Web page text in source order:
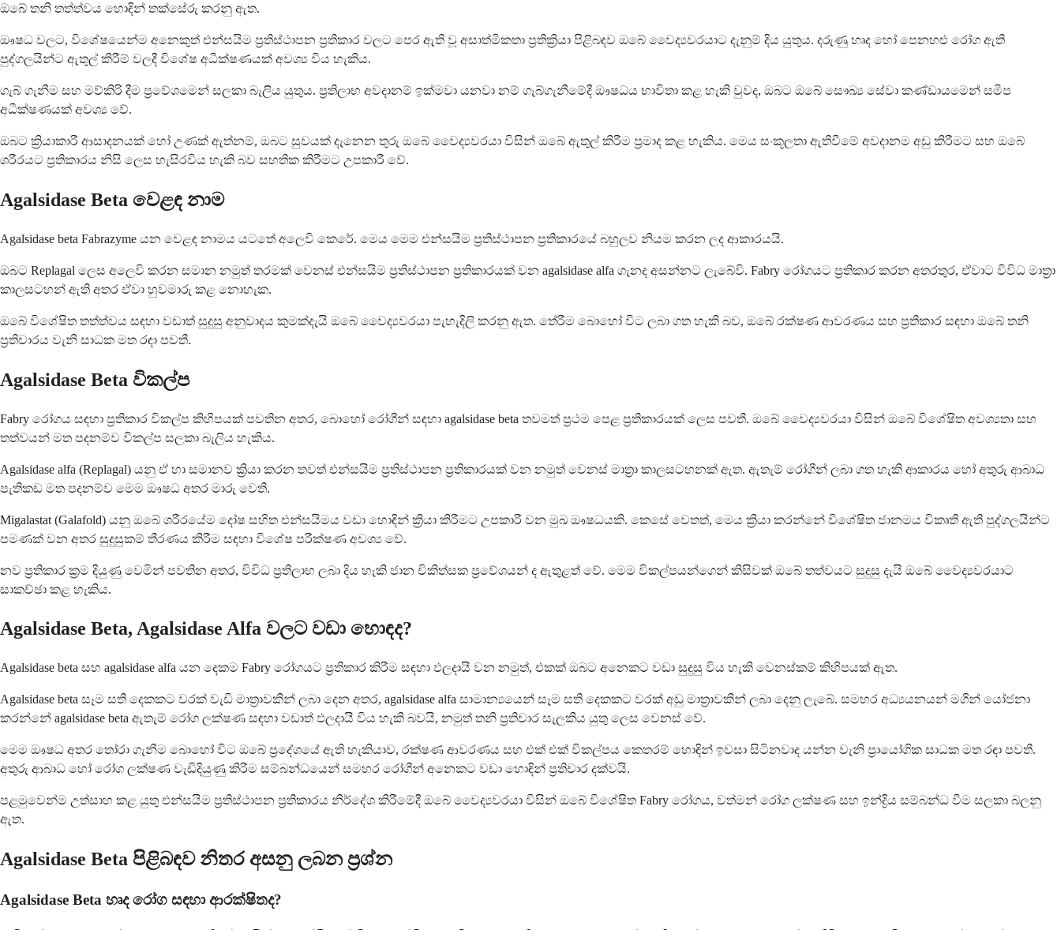
ඔබේ තනි තත්ත්වය හොඳින් තක්සේරු කරනු ඇත.
ඖෂධ වලට, විශේෂයෙන්ම අනෙකුත් එන්සයිම ප්‍රතිස්ථාපන ප්‍රතිකාර වලට පෙර ඇති වූ අසාත්මිකතා ප්‍රතික්‍රියා පිළිබඳව ඔබේ වෛද්‍යවරයාට දැනුම් දිය යුතුය. දරුණු හෘද හෝ පෙනහළු රෝග ඇති
පුද්ගලයින්ට ඇතුල් කිරීම් වලදී විශේෂ අධීක්ෂණයක් අවශ්‍ය විය හැකිය.
ගැබ් ගැනීම සහ මව්කිරි දීම ප්‍රවේශමෙන් සලකා බැලිය යුතුය. ප්‍රතිලාභ අවදානම් ඉක්මවා යනවා නම් ගැබ්ගැනීමේදී ඖෂධය භාවිතා කළ හැකි වුවද, ඔබට ඔබේ සෞඛ්‍ය සේවා කණ්ඩායමෙන් සමීප
අධීක්ෂණයක් අවශ්‍ය වේ.
ඔබට ක්‍රියාකාරී ආසාදනයක් හෝ උණක් ඇත්නම්, ඔබට සුවයක් දැනෙන තුරු ඔබේ වෛද්‍යවරයා විසින් ඔබේ ඇතුල් කිරීම ප්‍රමාද කළ හැකිය. මෙය සංකූලතා ඇතිවීමේ අවදානම අඩු කිරීමට සහ ඔබේ
ශරීරයට ප්‍රතිකාරය නිසි ලෙස හැසිරවිය හැකි බව සහතික කිරීමට උපකාරී වේ.
Agalsidase Beta වෙළඳ නාම
Agalsidase beta Fabrazyme යන වෙළඳ නාමය යටතේ අලෙවි කෙරේ. මෙය මෙම එන්සයිම ප්‍රතිස්ථාපන ප්‍රතිකාරයේ බහුලව නියම කරන ලද ආකාරයයි.
ඔබට Replagal ලෙස අලෙවි කරන සමාන නමුත් තරමක් වෙනස් එන්සයිම ප්‍රතිස්ථාපන ප්‍රතිකාරයක් වන agalsidase alfa ගැනද අසන්නට ලැබේවි. Fabry රෝගයට ප්‍රතිකාර කරන අතරතුර, ඒවාට විවිධ මාත්‍රා
කාලසටහන් ඇති අතර ඒවා හුවමාරු කළ නොහැක.
ඔබේ විශේෂිත තත්ත්වය සඳහා වඩාත් සුදුසු අනුවාදය කුමක්දැයි ඔබේ වෛද්‍යවරයා පැහැදිලි කරනු ඇත. තේරීම බොහෝ විට ලබා ගත හැකි බව, ඔබේ රක්ෂණ ආවරණය සහ ප්‍රතිකාර සඳහා ඔබේ තනි
ප්‍රතිචාරය වැනි සාධක මත රඳා පවතී.
Agalsidase Beta විකල්ප
Fabry රෝගය සඳහා ප්‍රතිකාර විකල්ප කිහිපයක් පවතින අතර, බොහෝ රෝගීන් සඳහා agalsidase beta තවමත් ප්‍රථම පෙළ ප්‍රතිකාරයක් ලෙස පවතී. ඔබේ වෛද්‍යවරයා විසින් ඔබේ විශේෂිත අවශ්‍යතා සහ
තත්වයන් මත පදනම්ව විකල්ප සලකා බැලිය හැකිය.
Agalsidase alfa (Replagal) යනු ඒ හා සමානව ක්‍රියා කරන තවත් එන්සයිම ප්‍රතිස්ථාපන ප්‍රතිකාරයක් වන නමුත් වෙනස් මාත්‍රා කාලසටහනක් ඇත. ඇතැම් රෝගීන් ලබා ගත හැකි ආකාරය හෝ අතුරු ආබාධ
පැතිකඩ මත පදනම්ව මෙම ඖෂධ අතර මාරු වෙති.
Migalastat (Galafold) යනු ඔබේ ශරීරයේම දෝෂ සහිත එන්සයිමය වඩා හොඳින් ක්‍රියා කිරීමට උපකාරී වන මුඛ ඖෂධයකි. කෙසේ වෙතත්, මෙය ක්‍රියා කරන්නේ විශේෂිත ජානමය විකෘති ඇති පුද්ගලයින්ට
පමණක් වන අතර සුදුසුකම් තීරණය කිරීම සඳහා විශේෂ පරීක්ෂණ අවශ්‍ය වේ.
නව ප්‍රතිකාර ක්‍රම දියුණු වෙමින් පවතින අතර, විවිධ ප්‍රතිලාභ ලබා දිය හැකි ජාන චිකිත්සක ප්‍රවේශයන් ද ඇතුළත් වේ. මෙම විකල්පයන්ගෙන් කිසිවක් ඔබේ තත්වයට සුදුසු දැයි ඔබේ වෛද්‍යවරයාට
සාකච්ඡා කළ හැකිය.
Agalsidase Beta, Agalsidase Alfa වලට වඩා හොඳද?
Agalsidase beta සහ agalsidase alfa යන දෙකම Fabry රෝගයට ප්‍රතිකාර කිරීම සඳහා ඵලදායී වන නමුත්, එකක් ඔබට අනෙකට වඩා සුදුසු විය හැකි වෙනස්කම් කිහිපයක් ඇත.
Agalsidase beta සෑම සති දෙකකට වරක් වැඩි මාත්‍රාවකින් ලබා දෙන අතර, agalsidase alfa සාමාන්‍යයෙන් සෑම සති දෙකකට වරක් අඩු මාත්‍රාවකින් ලබා දෙනු ලැබේ. සමහර අධ්‍යයනයන් මගින් යෝජනා
කරන්නේ agalsidase beta ඇතැම් රෝග ලක්ෂණ සඳහා වඩාත් ඵලදායී විය හැකි බවයි, නමුත් තනි ප්‍රතිචාර සැලකිය යුතු ලෙස වෙනස් වේ.
මෙම ඖෂධ අතර තෝරා ගැනීම බොහෝ විට ඔබේ ප්‍රදේශයේ ඇති හැකියාව, රක්ෂණ ආවරණය සහ එක් එක් විකල්පය කෙතරම් හොඳින් ඉවසා සිටිනවාද යන්න වැනි ප්‍රායෝගික සාධක මත රඳා පවතී.
අතුරු ආබාධ හෝ රෝග ලක්ෂණ වැඩිදියුණු කිරීම සම්බන්ධයෙන් සමහර රෝගීන් අනෙකට වඩා හොඳින් ප්‍රතිචාර දක්වයි.
පළමුවෙන්ම උත්සාහ කළ යුතු එන්සයිම ප්‍රතිස්ථාපන ප්‍රතිකාරය නිර්දේශ කිරීමේදී ඔබේ වෛද්‍යවරයා විසින් ඔබේ විශේෂිත Fabry රෝගය, වත්මන් රෝග ලක්ෂණ සහ ඉන්ද්‍රිය සම්බන්ධ වීම සලකා බලනු
ඇත.
Agalsidase Beta පිළිබඳව නිතර අසනු ලබන ප්‍රශ්න
Agalsidase Beta හෘද රෝග සඳහා ආරක්ෂිතද?